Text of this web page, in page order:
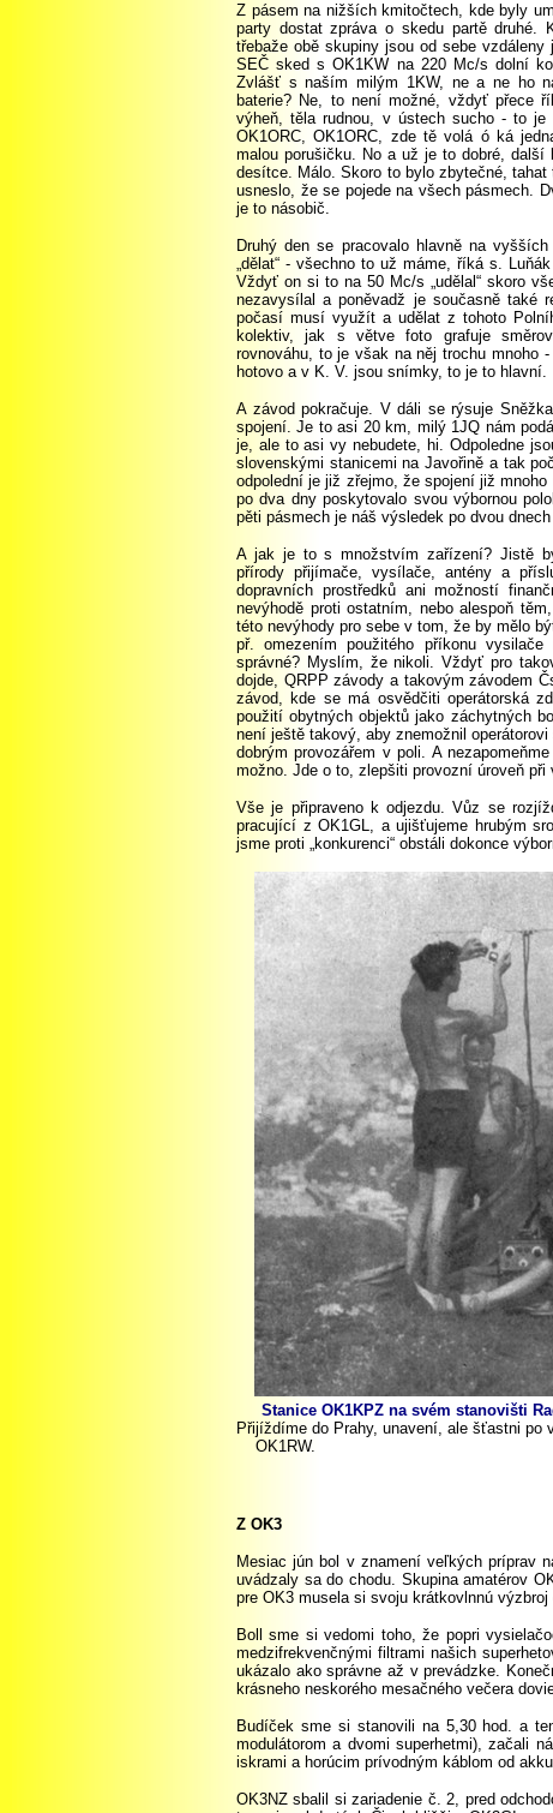
Z pásem na nižších kmitočtech, kde byly
party dostat zpráva o skedu partě druhé.
třebaže obě skupiny jsou od sebe
SEČ sked s OK1KW na 220 Mc/s dolní
Zvlášť s naším milým 1KW, ne a ne ho
baterie? Ne, to není možné, vždyť přece
výheň, těla rudnou, v ústech sucho - to
OK1ORC, OK1ORC, zde tě volá ó ká
malou porušičku. No a už je to dobré,
desítce. Málo. Skoro to bylo zbytečné,
usneslo, že se pojede na všech pásmech.
je to násobič.
Druhý den se pracovalo hlavně na
„dělat“ - všechno to už máme, říká s.
Vždyť on si to na 50 Mc/s „udělal“ skoro
nezavysílal a poněvadž je současně také
počasí musí využít a udělat z tohoto
kolektiv, jak s větve foto grafuje
rovnováhu, to je však na něj trochu mnoho
hotovo a v K. V. jsou snímky, to je to hlavní.
A závod pokračuje. V dáli se rýsuje
spojení. Je to asi 20 km, milý 1JQ nám
je, ale to asi vy nebudete, hi. Odpoledne
slovenskými stanicemi na Javořině a tak
odpolední je již zřejmo, že spojení již
po dva dny poskytovalo svou výbornou
pěti pásmech je náš výsledek po dvou dnech
A jak je to s množstvím zařízení? Jistě
přírody přijímače, vysílače, antény a
dopravních prostředků ani možností
nevýhodě proti ostatním, nebo alespoň
této nevýhody pro sebe v tom, že by mělo
př. omezením použitého příkonu
správné? Myslím, že nikoli. Vždyť pro
dojde, QRPP závody a takovým závodem
závod, kde se má osvědčiti operátorská
použití obytných objektů jako záchytných
není ještě takový, aby znemožnil
dobrým provozářem v poli. A
možno. Jde o to, zlepšiti provozní úroveň
Vše je připraveno k odjezdu. Vůz se
pracující z OK1GL, a ujišťujeme hrubým
jsme proti „konkurenci“ obstáli dokonce
Stanice OK1KPZ na svém stanovišti
Přijíždíme do Prahy, unavení, ale šťastni po
OK1RW.
Z OK3
Mesiac jún bol v znamení veľkých príprav
uvádzaly sa do chodu. Skupina amatérov
pre OK3 musela si svoju krátkovlnnú
Boll sme si vedomi toho, že popri
medzifrekvenčnými filtrami našich
ukázalo ako správne až v prevádzke.
krásneho neskorého mesačného večera
Budíček sme si stanovili na 5,30 hod. a
modulátorom a dvomi superhetmi), začali
iskrami a horúcim prívodným káblom od
OK3NZ sbalil si zariadenie č. 2, pred